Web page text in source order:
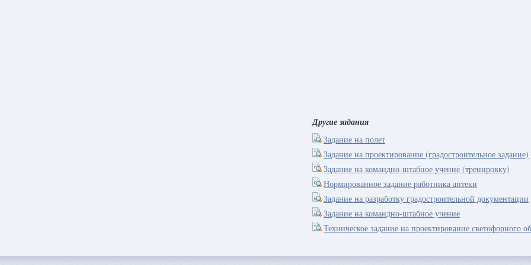
Другие задания
Задание на полет
Задание на проектирование (градостроительное задание)
Задание на командно-штабное учение (тренировку)
Нормированное задание работника аптеки
Задание на разработку градостроительной документации
Задание на командно-штабное учение
Техническое задание на проектирование светофорного